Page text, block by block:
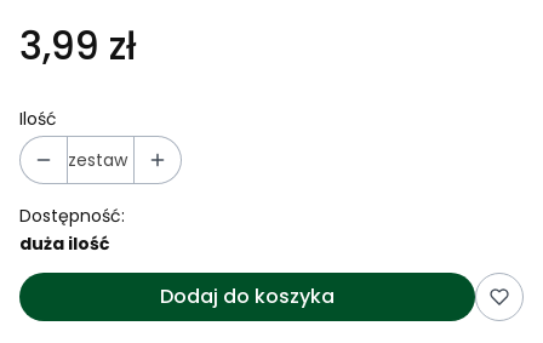
3,99 zł
Ilość
zestaw
Dostępność:
duża ilość
Dodaj do koszyka